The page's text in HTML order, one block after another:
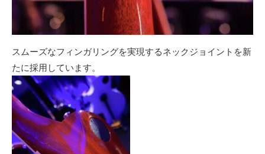
スムーズなフィンガリングを実現するネックジョイントを新
たに採用しています。